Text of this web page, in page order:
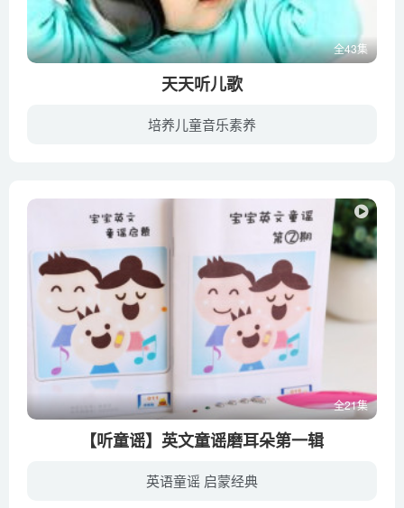
全43集
天天听儿歌
培养儿童音乐素养
全21集
【听童谣】英文童谣磨耳朵第一辑
英语童谣 启蒙经典